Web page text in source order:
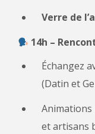
Verre de
14h –
Échangez
(Datin et
Animations
et artisans